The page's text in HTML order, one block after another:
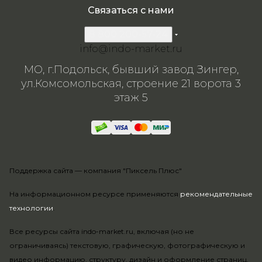
На информационном ресурсе применяются рекомендательные
технологии.
Все ресурсы сайта indo-market.ru, включая (но не
ограничиваясь) текстовую, графическую, фотографическую и
видео информацию, структуру, дизайн и оформление страниц,
Связаться с нами
info@indo-market.ru
МО, г.Подольск, бывший завод Зингер,
ул.Комсомольская, строение 21 ворота 3
этаж 5
Поддержка сайта — компания "Пиксель Плюс"